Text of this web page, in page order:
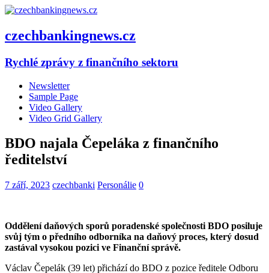
czechbankingnews.cz
Rychlé zprávy z finančního sektoru
Newsletter
Sample Page
Video Gallery
Video Grid Gallery
BDO najala Čepeláka z finančního
ředitelství
7 září, 2023 czechbanki Personálie 0
Oddělení daňových sporů poradenské společnosti BDO posiluje
svůj tým o předního odborníka na daňový proces, který dosud
zastával vysokou pozici ve Finančnísprávě.
Václav Čepelák (39 let) přichází do BDO z pozice ředitele Odboru